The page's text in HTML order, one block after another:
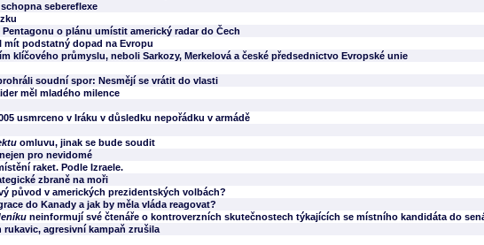
sebereflexe
o plánu umístit americký radar do Čech
mít podstatný dopad na Evropu
klíčového průmyslu, neboli Sarkozy, Merkelová a české předsednictvo Evropské unie
soudní spor: Nesmějí se vrátit do vlasti
měl mladého milence
usmrceno v Iráku v důsledku nepořádku v armádě
omluvu, jinak se bude soudit
pro nevidomé
raket. Podle Izraele.
zbraně na moři
původ v amerických prezidentských volbách?
do Kanady a jak by měla vláda reagovat?
neinformují své čtenáře o kontroverzních skutečnostech týkajících se místního kandidáta do
rukavic, agresivní kampaň zrušila